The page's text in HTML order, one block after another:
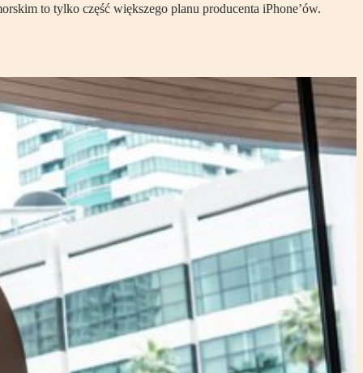
to tylko część większego planu producenta iPhone’ów.